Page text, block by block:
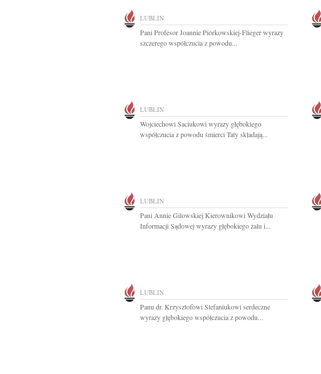
LUBLIN
Pani Profesor Joannie Piórkowskiej-Flieger wyrazy
szczerego współczucia z powodu...
LUBLIN
Wojciechowi Saciukowi wyrazy głębokiego
współczucia z powodu śmierci Taty składają...
LUBLIN
Pani Annie Gilowskiej Kierownikowi Wydziału
Informacji Sądowej wyrazy głębokiego żalu i...
LUBLIN
Panu dr. Krzysztofowi Stefaniukowi serdeczne
wyrazy głębokiego współczucia z powodu...